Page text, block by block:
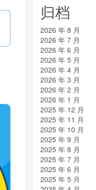
归档
2026 年 8 月
2026 年 7 月
2026 年 6 月
2026 年 5 月
2026 年 4 月
2026 年 3 月
2026 年 2 月
2026 年 1 月
2025 年 12 月
2025 年 11 月
2025 年 10 月
2025 年 9 月
2025 年 8 月
2025 年 7 月
2025 年 6 月
2025 年 5 月